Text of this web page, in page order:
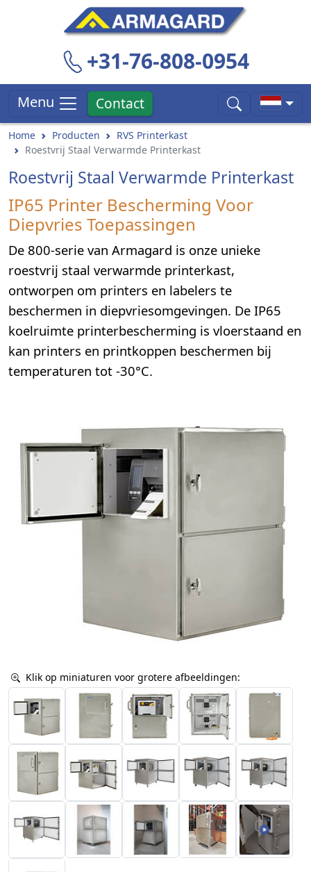
+31-76-808-0954
Menu Contact
Home Producten
RVS Printerkast
Roestvrij Staal Verwarmde Printerkast
Roestvrij Staal Verwarmde Printerkast
IP65 Printer Bescherming Voor
Diepvries Toepassingen
De 800-serie van Armagard is onze unieke
roestvrij staal verwarmde printerkast,
ontworpen om printers en labelers te
beschermen in diepvriesomgevingen. De IP65
koelruimte printerbescherming is vloerstaand en
kan printers en printkoppen beschermen bij
temperaturen tot -30°C.
Klik op miniaturen voor grotere afbeeldingen: